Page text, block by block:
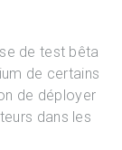
de test bêta
de certains
de déployer
dans les